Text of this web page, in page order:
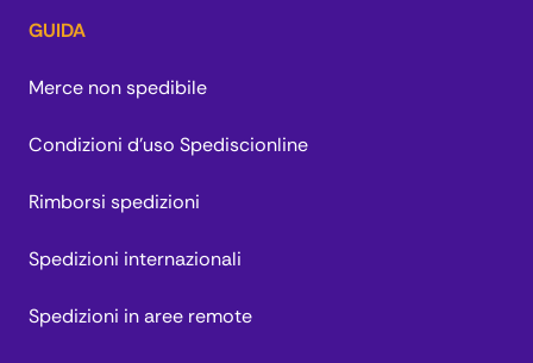
GUIDA
Merce non spedibile
Condizioni d'uso Spediscionline
Rimborsi spedizioni
Spedizioni internazionali
Spedizioni in aree remote